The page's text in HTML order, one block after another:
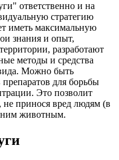
ответственно и на
стратегию
иметь максимальную
знания и опыт,
разработают
методы и средства
Можно быть
для борьбы
Это позволит
не принося вред людям (в
животным.